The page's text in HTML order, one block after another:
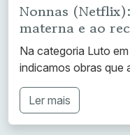
Nonnas
materna e ao
Na categoria Luto
indicamos obras que
Ler mais